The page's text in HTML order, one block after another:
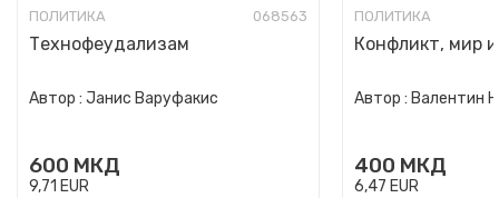
ПОЛИТИКА 068563
Технофеудализам
Автор : Јанис Варуфакис
600 МКД
9,71 EUR
ПОЛИТИКА
Конфликт, мир
Автор : Валентин
400 МКД
6,47 EUR